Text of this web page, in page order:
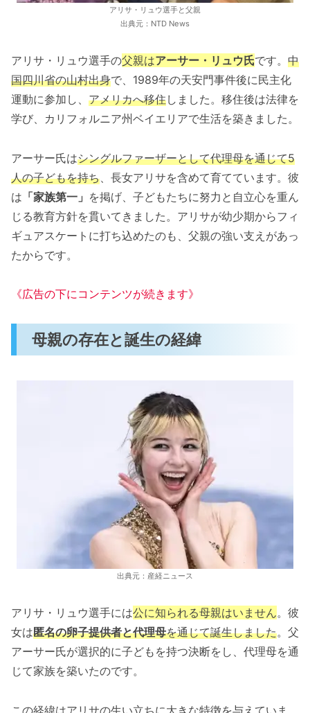
アリサ・リュウ選手と父親
出典元：NTD News
アリサ・リュウ選手の父親はアーサー・リュウ氏です。 中
国四川省の山村出身で、1989年の天安門事件後に民主化
運動に参加し、 アメリカへ移住しました。移住後は法律を
学び、カリフォルニア州ベイエリアで生活を築きました。
アーサー氏はシングルファーザーとして代理母を通じて5
人の子どもを持ち 、長女アリサを含めて育てています。彼
は 「家族第一」 を掲げ、子どもたちに努力と自立心を重ん
じる教育方針を貫いてきました。アリサが幼少期からフィ
ギュアスケートに打ち込めたのも、父親の強い支えがあっ
たからです。
《広告の下にコンテンツが続きます》
母親の存在と誕生の経緯
出典元：産経ニュース
アリサ・リュウ選手には公に知られる母親はいません。彼
女は匿名の卵子提供者と代理母を通じて誕生しました。父
アーサー氏が選択的に子どもを持つ決断をし、代理母を通
じて家族を築いたのです。
この経緯はアリサの生い立ちに大きな特徴を与えていま